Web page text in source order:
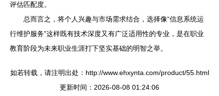
评估匹配度。
总而言之，将个人兴趣与市场需求结合，选择像“信息系统运
行维护服务”这样既有技术深度又有广泛适用性的专业，是在职业
教育阶段为未来职业生涯打下坚实基础的明智之举。
如若转载，请注明出处：http://www.ehxynta.com/product/55.html
更新时间：2026-08-08 01:24:06